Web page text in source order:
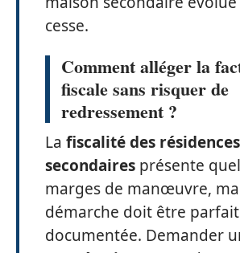
cesse.
Comment alléger la
fiscale sans risquer de
redressement ?
La fiscalité des résidences
secondaires présente
marges de manœuvre,
démarche doit être
documentée. Demander